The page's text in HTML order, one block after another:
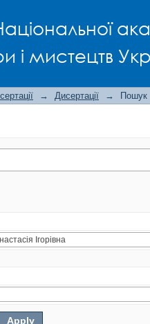
і мистецтв
→ Дисертації → Пошук